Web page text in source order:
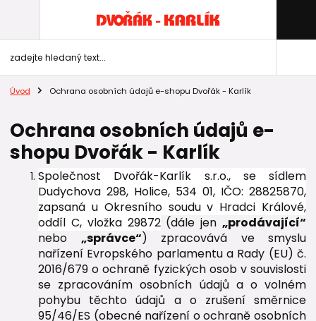
Úvod Ochrana osobních údajů e-shopu Dvořák - Karlík
Ochrana osobních údajů e-
shopu Dvořák - Karlík
Společnost Dvořák-Karlík s.r.o., se sídlem
Dudychova 298, Holice, 534 01, IČO: 28825870,
zapsaná u Okresního soudu v Hradci Králové,
oddíl C, vložka 29872(dále jen „prodávající“
nebo „správce“) zpracovává ve smyslu
nařízení Evropského parlamentu a Rady (EU) č.
2016/679 o ochraně fyzických osob v souvislosti
se zpracováním osobních údajů a o volném
pohybu těchto údajů a o zrušení směrnice
95/46/ES (obecné nařízení o ochraně osobních